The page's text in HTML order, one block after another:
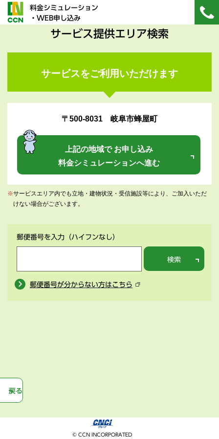
料金シミュレーション
・WEB申し込み
サービス提供エリア検索
サービスをご利用いただけます
〒500-8031 岐阜市蜂屋町
上記の地域で お申し込み
料金シミュレーションへ進む
※サービスエリア内でも立地・建物状況・受信施設等により、ご加入いただ
けない場合がございます。
郵便番号を入力 （ハイフンなし）
検索
郵便番号が分からない方はこちら
戻る
© CCN INCORPORATED